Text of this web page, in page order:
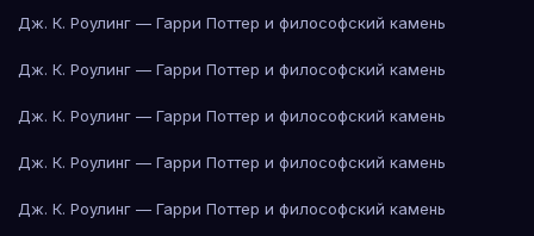
Дж. К. Роулинг — Гарри Поттер и философский камень
Дж. К. Роулинг — Гарри Поттер и философский камень
Дж. К. Роулинг — Гарри Поттер и философский камень
Дж. К. Роулинг — Гарри Поттер и философский камень
Дж. К. Роулинг — Гарри Поттер и философский камень